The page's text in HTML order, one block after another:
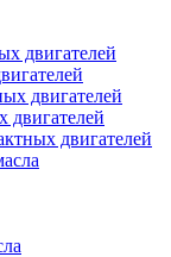
двигателей
двигателей
двигателей
двигателей